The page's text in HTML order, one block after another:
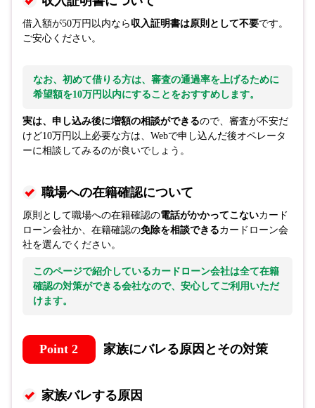
借入額が50万円以内なら 収入証明書は原則として不要です。
ご安心ください。
なお、初めて借りる方は、審査の通過率を上げるために
希望額を10万円以内にすることをおすすめします。
実は、申し込み後に増額の相談ができるので、審査が不安だ
けど10万円以上必要な方は、Webで申し込んだ後オペレータ
ーに相談してみるのが良いでしょう。
職場への在籍確認について
原則として職場への在籍確認の電話がかかってこないカード
ローン会社か、在籍確認の免除を相談できるカードローン会
社を選んでください。
このページで紹介しているカードローン会社は全て在籍
確認の対策ができる会社なので、安心してご利用いただ
けます。
Point 2 家族にバレる原因とその対策
家族バレする原因